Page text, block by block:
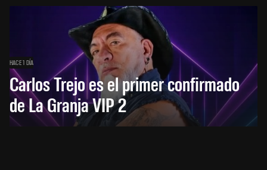
HACE 1 DÍA
Carlos Trejo es el primer confirmado
de La Granja VIP 2